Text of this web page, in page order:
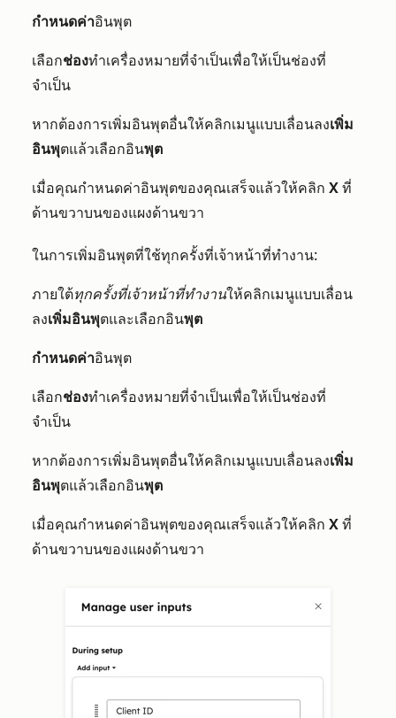
กำหนดค่าอินพุต
เลือกช่องทำเครื่องหมายที่จำเป็นเพื่อให้เป็นช่องที่
จำเป็น
หากต้องการเพิ่มอินพุตอื่นให้คลิกเมนูแบบเลื่อนลงเพิ่ม
อินพุตแล้วเลือกอินพุต
เมื่อคุณกำหนดค่าอินพุตของคุณเสร็จแล้วให้คลิก X ที่
ด้านขวาบนของแผงด้านขวา
ในการเพิ่มอินพุตที่ใช้ทุกครั้งที่เจ้าหน้าที่ทำงาน:
ภายใต้ทุกครั้งที่เจ้าหน้าที่ทำงานให้คลิกเมนูแบบเลื่อน
ลงเพิ่มอินพุตและเลือกอินพุต
กำหนดค่าอินพุต
เลือกช่องทำเครื่องหมายที่จำเป็นเพื่อให้เป็นช่องที่
จำเป็น
หากต้องการเพิ่มอินพุตอื่นให้คลิกเมนูแบบเลื่อนลงเพิ่ม
อินพุตแล้วเลือกอินพุต
เมื่อคุณกำหนดค่าอินพุตของคุณเสร็จแล้วให้คลิก X ที่
ด้านขวาบนของแผงด้านขวา